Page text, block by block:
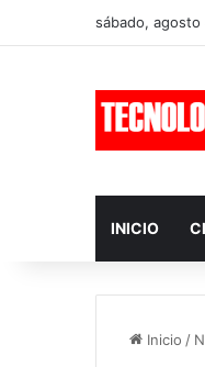
sábado,
INICIO
Inicio /